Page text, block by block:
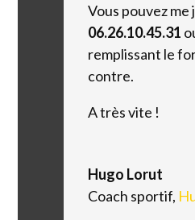
Vous pouvez me
06.26.10.45.31
remplissant le
contre.
A très vite !
Hugo Lorut
Coach sportif,